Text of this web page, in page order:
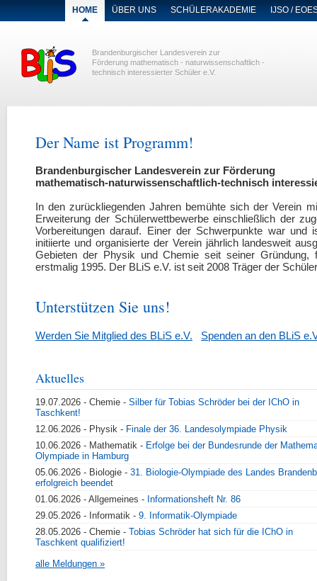
NAVIGATION
ÜBERSPRINGEN
HOME ÜBER UNS SCHÜLERAKADEMIE IJSO /
Brandenburgischer Landesverein zur
Förderung mathematisch - naturwissenschaftlich -
technisch interessierter Schüler e.V.
Der Name ist Programm!
Brandenburgischer Landesverein zur Förderung
mathematisch-naturwissenschaftlich-technisch
In den zurückliegenden Jahren bemühte sich der Verein
Erweiterung der Schülerwettbewerbe einschließlich der
Vorbereitungen darauf. Einer der Schwerpunkte war und
initiierte und organisierte der Verein jährlich landesweit
Gebieten der Physik und Chemie seit seiner
erstmalig 1995. Der BLiS e.V. ist seit 2008 Träger der
Unterstützen Sie uns!
Werden Sie Mitglied des BLiS e.V. Spenden an den BLiS
Aktuelles
19.07.2026 - Chemie - Silber für Tobias Schröder bei der IChO in
Taschkent!
12.06.2026 - Physik - Finale der 36. Landesolympiade Physik
10.06.2026 - Mathematik - Erfolge bei der Bundesrunde der
Olympiade in Hamburg
05.06.2026 - Biologie - 31. Biologie-Olympiade des Landes
erfolgreich beendet
01.06.2026 - Allgemeines - Informationsheft Nr. 86
29.05.2026 - Informatik - 9. Informatik-Olympiade
28.05.2026 - Chemie - Tobias Schröder hat sich für die IChO in
Taschkent qualifiziert!
alle Meldungen »